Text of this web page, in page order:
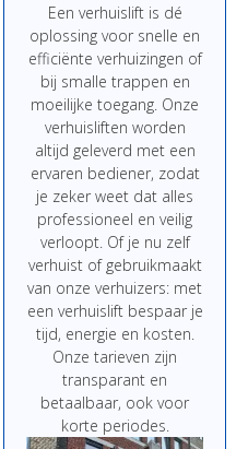
Een verhuislift is dé
oplossing voor snelle en
efficiënte verhuizingen of
bij smalle trappen en
moeilijke toegang. Onze
verhuisliften worden
altijd geleverd met een
ervaren bediener, zodat
je zeker weet dat alles
professioneel en veilig
verloopt. Of je nu zelf
verhuist of gebruikmaakt
van onze verhuizers: met
een verhuislift bespaar je
tijd, energie en kosten.
Onze tarieven zijn
transparant en
betaalbaar, ook voor
korte periodes.